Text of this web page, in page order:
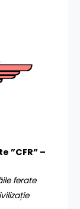
”CFR” –
ferate